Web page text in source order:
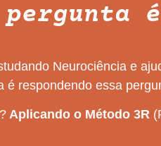
pergunta
Neurociência e
é respondendo essa
Aplicando o Método 3R